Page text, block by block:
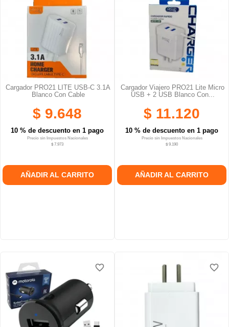
Cargador PRO21 LITE USB-C 3.1A
Blanco Con Cable
$ 9.648
10 % de descuento en 1 pago
Precio sin Impuestos Nacionales
$ 7.973
AÑADIR AL CARRITO
Cargador Viajero PRO21 Lite Micro
USB + 2 USB Blanco Con...
$ 11.120
10 % de descuento en 1 pago
Precio sin Impuestos Nacionales
$ 9.190
AÑADIR AL CARRITO
favorite_border
favorite_border
favorite_border favorite_border
favorite_border
favorite_border